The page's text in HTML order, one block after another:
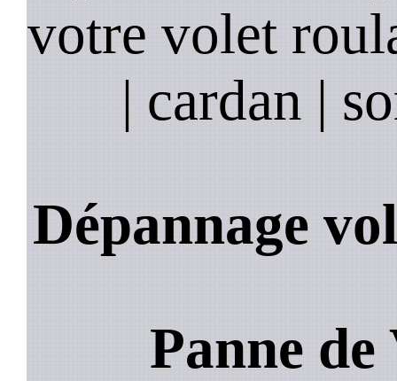
votre volet
| cardan |
Dépannage
Panne